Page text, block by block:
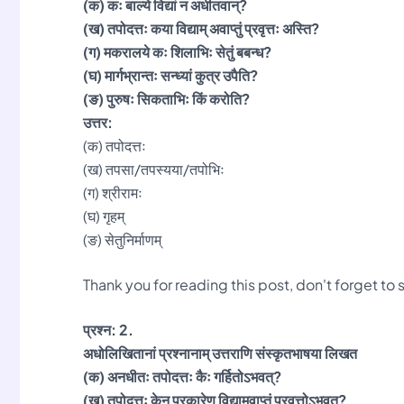
(क) कः बाल्ये विद्यां न अधीतवान्?
(ख) तपोदत्तः कया विद्याम् अवाप्तुं प्रवृत्तः अस्ति?
(ग) मकरालये कः शिलाभिः सेतुं बबन्ध?
(घ) मार्गभ्रान्तः सन्ध्यां कुत्र उपैति?
(ङ) पुरुषः सिकताभिः किं करोति?
उत्तर:
(क) तपोदत्तः
(ख) तपसा/तपस्यया/तपोभिः
(ग) श्रीरामः
(घ) गृहम्
(ङ) सेतुनिर्माणम्
Thank you for reading this post, don't forget to
प्रश्न: 2.
अधोलिखितानां प्रश्नानाम् उत्तराणि संस्कृतभाषया लिखत
(क) अनधीतः तपोदत्तः कैः गर्हितोऽभवत्?
(ख) तपोदत्तः केन प्रकारेण विद्यामवाप्तुं प्रवृत्तोऽभवत्?